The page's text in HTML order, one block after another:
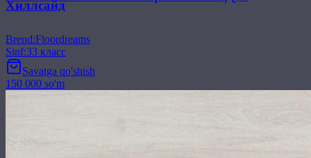
Хиллсайд
Brend:Floordreams
Sinf:33 класс
Savatga qo'shish
150 000 so'm